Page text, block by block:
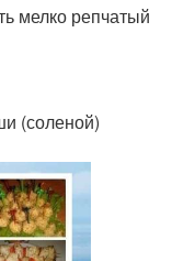
мелко репчатый
(соленой)